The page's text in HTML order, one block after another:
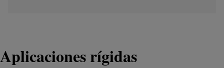
Aplicaciones rígidas